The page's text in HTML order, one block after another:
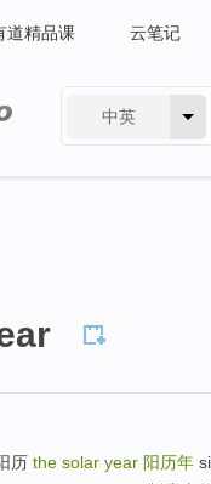
道精品课 云笔记
中英
历 the solar year 阳历年